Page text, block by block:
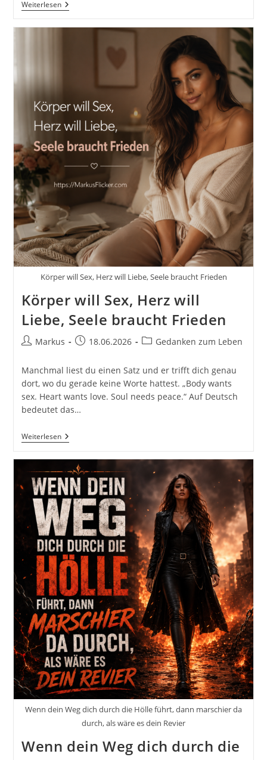
WeiterlesenWag
Das
Schlimmsten
Besten
Fall
Dein
Leben
Körper will Sex, Herz will Liebe, Seele braucht Frieden
Körper will Sex, Herz will
Liebe, Seele braucht Frieden
Beitrags-
Markus
Beitrag18.06.2026
Beitrags-
Gedanken zum Leben
Manchmal liest du einen Satz und er trifft dich genau
dort, wo du gerade keine Worte hattest. „Body wants
sex. Heart wants love. Soul needs peace.“ Auf Deutsch
bedeutet das…
WeiterlesenKörper
Will
Herz
Will
Liebe,
Seele
Braucht
Frieden
Wenn dein Weg dich durch die Hölle führt, dann marschier da
durch, als wäre es dein Revier
Wenn dein Weg dich durch die